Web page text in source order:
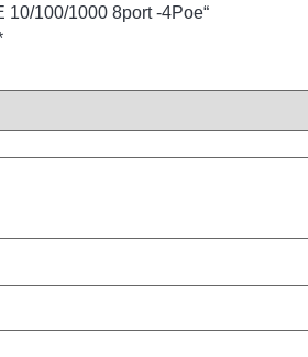
100/1000 8port -4Poe“